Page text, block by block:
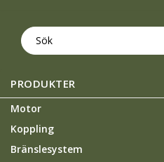
PRODUKTER
Motor
Koppling
Bränslesystem